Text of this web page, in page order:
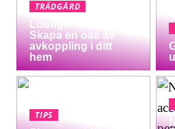
TRÄDGÅRD
Loungemöbler:
Skapa en oas av
avkoppling i ditt
hem
TIPS